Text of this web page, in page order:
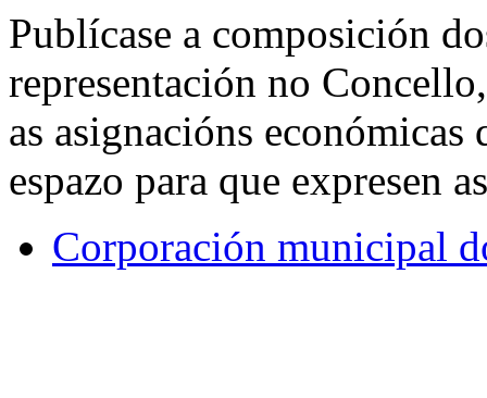
Publícase a composición
representación no
as asignacións
espazo para que expresen
Corporación municipal